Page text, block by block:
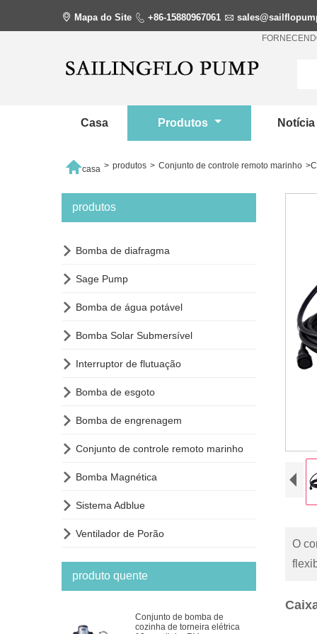
 Mapa do Site  +86-15880967061 
Casa Produtos Notícia
casa > produtos > Conjunto de controle remoto marinho >
O
produtos
 Bomba de diafragma
 Sage Pump
 Bomba de água potável
 Bomba Solar Submersível
 Interruptor de flutuação
 Bomba de esgoto
 Bomba de engrenagem
 Conjunto de controle remoto marinho
 Bomba Magnética
 Sistema Adblue
 Ventilador de Porão
produto quente
Conjunto de bomba de
cozinha de torneira elétrica